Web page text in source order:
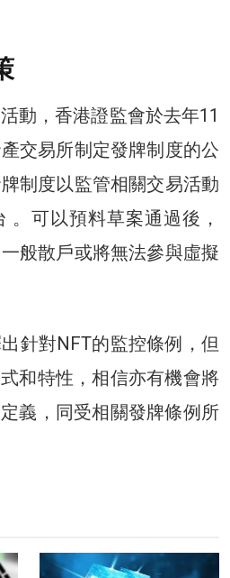
動，香港證監會於去年11
交易所制定發牌制度的公
制度以監管相關交易活動
。可以預料草案通過後，
般散戶或將無法參與虛擬
針對NFT的監控條例，但
和特性，相信亦有機會將
義，同受相關發牌條例所